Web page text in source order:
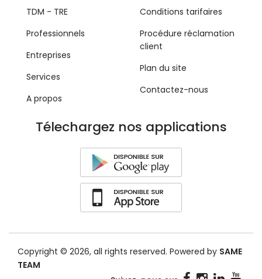
TDM - TRE
Professionnels
Entreprises
Services
A propos
Conditions tarifaires
Procédure réclamation
client
Plan du site
Contactez-nous
Télechargez nos applications
Copyright © 2026, all rights reserved. Powered by SAME
TEAM